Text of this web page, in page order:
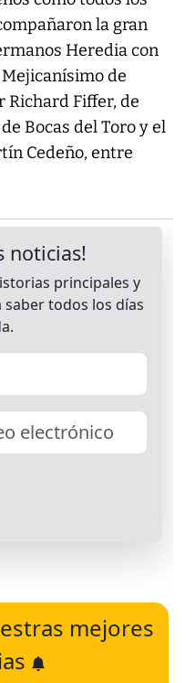
la gran
Heredia con
de
Richard Fiffer, de
Bocas del Toro y el
Cedeño, entre
mejores